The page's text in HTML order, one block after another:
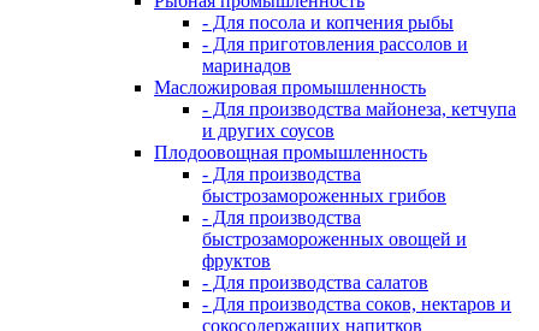
- Для посола и копчения рыбы
- Для приготовления рассолов и
маринадов
Масложировая промышленность
- Для производства майонеза, кетчупа
и других соусов
Плодоовощная промышленность
- Для производства
быстрозамороженных грибов
- Для производства
быстрозамороженных овощей и
фруктов
- Для производства салатов
- Для производства соков, нектаров и
сокосодержащих напитков